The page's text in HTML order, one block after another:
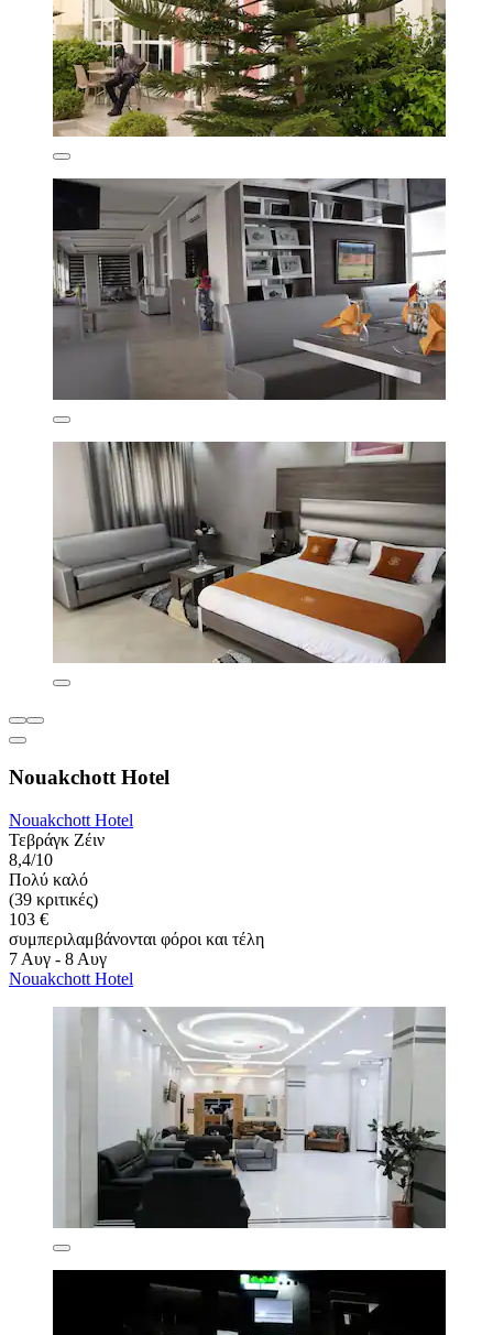
Nouakchott Hotel
Nouakchott Hotel
Τεβράγκ Ζέιν
8,4/10
Πολύ καλό
(39 κριτικές)
103 €
συμπεριλαμβάνονται φόροι και τέλη
7 Αυγ - 8 Αυγ
Nouakchott Hotel